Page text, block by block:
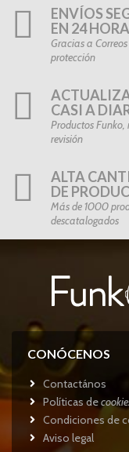
ENVÍOS
EN 24
Gracias a
protección
CASI A
Productos
revisión
ALTA
DE
Más de 1000
descatalogados
CONÓCENOS
Contactános
Políticas de
Condiciones de
Aviso legal